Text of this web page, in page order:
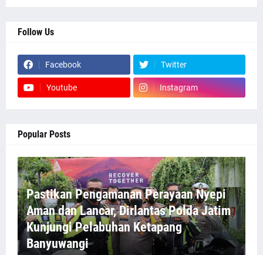
Follow Us
Facebook Twitter
Youtube Instagram
Popular Posts
Pastikan Pengamanan Perayaan Nyepi
Aman dan Lancar, Dirlantas Polda Jatim
Kunjungi Pelabuhan Ketapang
Banyuwangi